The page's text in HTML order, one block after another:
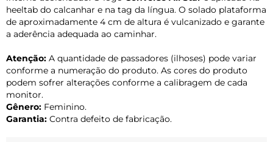
heeltab do calcanhar e na tag da língua. O solado plataforma
de aproximadamente 4 cm de altura é vulcanizado e garante
a aderência adequada ao caminhar.
Atenção: A quantidade de passadores (ilhoses) pode variar
conforme a numeração do produto. As cores do produto
podem sofrer alterações conforme a calibragem de cada
monitor.
Gênero: Feminino.
Garantia: Contra defeito de fabricação.